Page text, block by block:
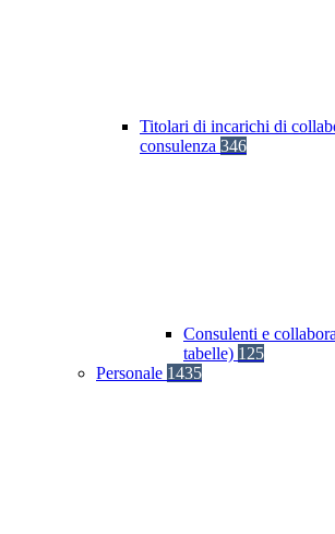
Titolari di incarichi di
consulenza 346
Consulenti e
tabelle) 125
Personale 1435